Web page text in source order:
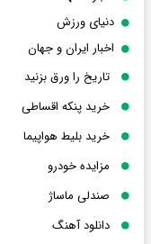
دنیای ورزش
اخبار ایران و جهان
تاریخ را ورق بزنید
خرید پنکه اقساطی
خرید بلیط هواپیما
مزایده خودرو
صندلی ماساژ
دانلود آهنگ